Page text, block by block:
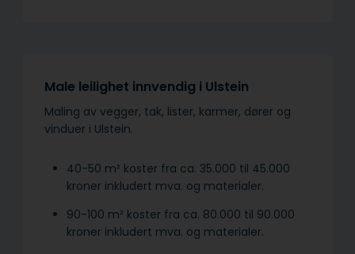
Male leilighet innvendig i Ulstein
Maling av vegger, tak, lister, karmer, dører og
vinduer i Ulstein.
40-50 m² koster fra ca. 35.000 til 45.000
kroner inkludert mva. og materialer.
90-100 m² koster fra ca. 80.000 til 90.000
kroner inkludert mva. og materialer.